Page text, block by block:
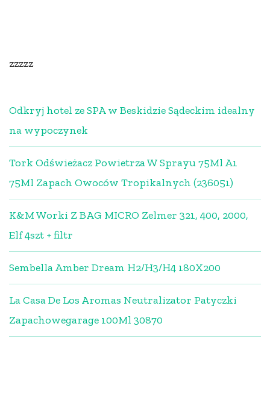
zzzzz
Odkryj hotel ze SPA w Beskidzie Sądeckim idealny
na wypoczynek
Tork Odświeżacz Powietrza W Sprayu 75Ml A1
75Ml Zapach Owoców Tropikalnych (236051)
K&M Worki Z BAG MICRO Zelmer 321, 400, 2000,
Elf 4szt + filtr
Sembella Amber Dream H2/H3/H4 180X200
La Casa De Los Aromas Neutralizator Patyczki
Zapachowegarage 100Ml 30870